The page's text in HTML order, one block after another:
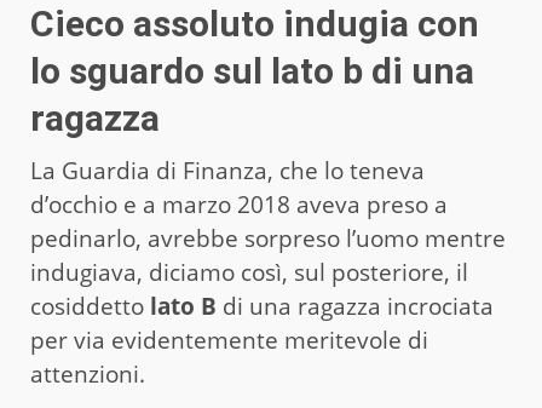
Cieco assoluto indugia con
lo sguardo sul lato b di una
ragazza
La Guardia di Finanza, che lo teneva
d’occhio e a marzo 2018 aveva preso a
pedinarlo, avrebbe sorpreso l’uomo mentre
indugiava, diciamo così, sul posteriore, il
cosiddetto lato B di una ragazza incrociata
per via evidentemente meritevole di
attenzioni.